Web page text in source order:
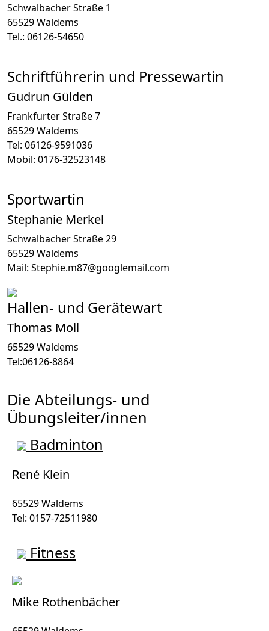
Schwalbacher Straße 1
65529 Waldems
Tel.: 06126-54650
Schriftführerin und Pressewartin
Gudrun Gülden
Frankfurter Straße 7
65529 Waldems
Tel: 06126-9591036
Mobil: 0176-32523148
Sportwartin
Stephanie Merkel
Schwalbacher Straße 29
65529 Waldems
Mail: Stephie.m87@googlemail.com
Hallen- und Gerätewart
Thomas Moll
65529 Waldems
Tel:06126-8864
Die Abteilungs- und
Übungsleiter/innen
Badminton
René Klein
65529 Waldems
Tel: 0157-72511980
Fitness
Mike Rothenbächer